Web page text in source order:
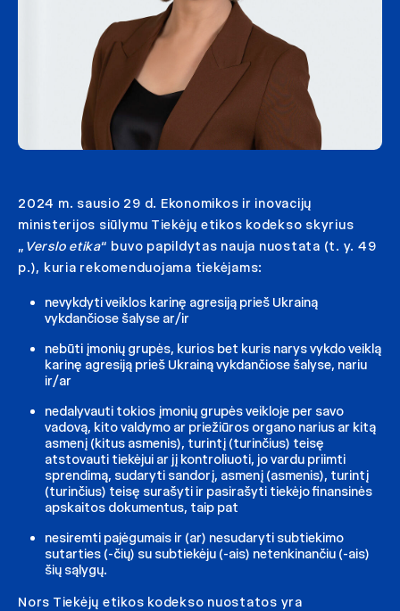
2024 m. sausio 29 d. Ekonomikos ir inovacijų
ministerijos siūlymu Tiekėjų etikos kodekso skyrius
„ Verslo etika“ buvo papildytas nauja nuostata (t. y. 49
p.), kuria rekomenduojama tiekėjams:
nevykdyti veiklos karinę agresiją prieš Ukrainą
vykdančiose šalyse ar/ir
nebūti įmonių grupės, kurios bet kuris narys vykdo veiklą
karinę agresiją prieš Ukrainą vykdančiose šalyse, nariu
ir/ar
nedalyvauti tokios įmonių grupės veikloje per savo
vadovą, kito valdymo ar priežiūros organo narius ar kitą
asmenį (kitus asmenis), turintį (turinčius) teisę
atstovauti tiekėjui ar jį kontroliuoti, jo vardu priimti
sprendimą, sudaryti sandorį, asmenį (asmenis), turintį
(turinčius) teisę surašyti ir pasirašyti tiekėjo finansinės
apskaitos dokumentus, taip pat
nesiremti pajėgumais ir (ar) nesudaryti subtiekimo
sutarties (-čių) su subtiekėju (-ais) netenkinančiu (-ais)
šių sąlygų.
Nors Tiekėjų etikos kodekso nuostatos yra